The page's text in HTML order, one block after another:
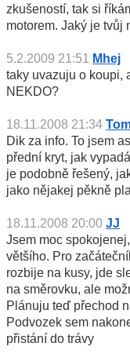
zkušeností, tak si
motorem. Jaký je tvůj
5.2.2009 21:51 Mhej
taky uvazuju o koupi,
NEKDO?
18.11.2008 21:34
Dik za info. To jsem
přední kryt, jak
je podobně řešený,
jako nějakej pěkně
18.11.2008 20:00 JJ
Jsem moc
většího. Pro
rozbije na kusy, jde
na směrovku, ale
Plánuju teď přechod
Podvozek sem
přistání do trávy